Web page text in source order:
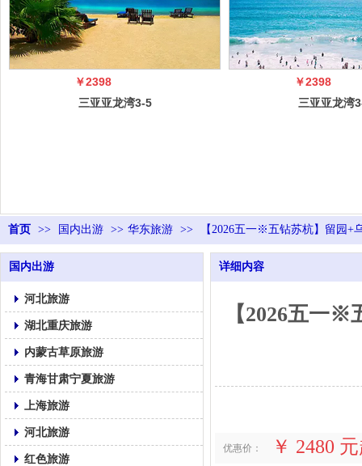
￥2398
三亚亚龙湾3-5
￥2398
三亚亚龙湾
首页 >> 国内出游 >> 华东旅游 >> 【2026五一※五钻苏杭】留园+
国内出游
河北旅游
湖北重庆旅游
内蒙古草原旅游
青海甘肃宁夏旅游
上海旅游
河北旅游
红色旅游
详细内容
【2026五一
优惠价： ￥ 2480